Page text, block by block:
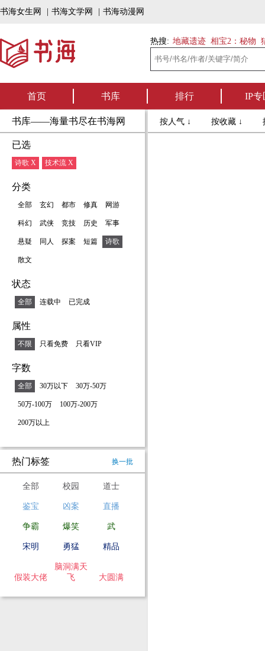
书海女生网 书海文学网 书海动漫网
热搜: 地藏遗迹 相宝2：秘物
首页 书库 排行 IP专
书库——海量书尽在书海网
已选
诗歌 X 技术流 X
分类
全部 玄幻 都市 修真 网游
科幻 武侠 竞技 历史 军事
悬疑 同人 探案 短篇 诗歌
散文
状态
全部 连载中 已完成
属性
不限 只看免费 只看VIP
字数
全部 30万以下 30万-50万
50万-100万 100万-200万
200万以上
热门标签 换一批
全部 校园 道士
鉴宝 凶案 直播
争霸 爆笑 武
宋明 勇猛 精品
假装大佬
脑洞满天
飞
大圆满
按人气 ↓ 按收藏 ↓